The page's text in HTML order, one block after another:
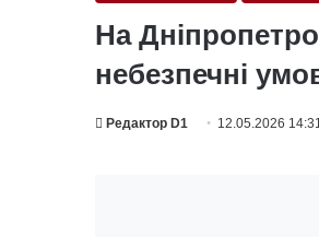
На
небезпечні
Редактор D1 12.05.2026